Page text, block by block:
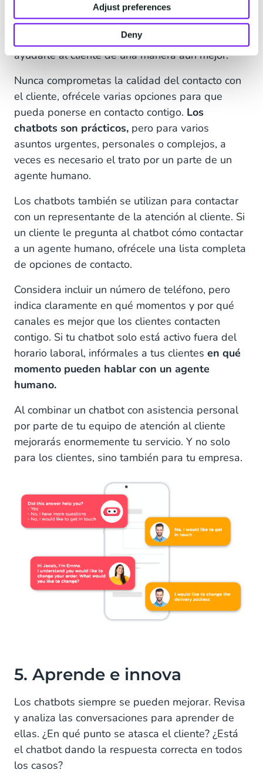
Adjust preferences
Deny
adecuadas podrás acceder a los datos de todas
las conversaciones y al perfil completo del
cliente. Esto te permite saber exactamente cómo
ayudarle al cliente de una manera aún mejor.
Nunca comprometas la calidad del contacto con
el cliente, ofrécele varias opciones para que
pueda ponerse en contacto contigo. Los
chatbots son prácticos, pero para varios
asuntos urgentes, personales o complejos, a
veces es necesario el trato por un parte de un
agente humano.
Los chatbots también se utilizan para contactar
con un representante de la atención al cliente. Si
un cliente le pregunta al chatbot cómo contactar
a un agente humano, ofrécele una lista completa
de opciones de contacto.
Considera incluir un número de teléfono, pero
indica claramente en qué momentos y por qué
canales es mejor que los clientes contacten
contigo. Si tu chatbot solo está activo fuera del
horario laboral, infórmales a tus clientes en qué
momento pueden hablar con un agente
humano.
Al combinar un chatbot con asistencia personal
por parte de tu equipo de atención al cliente
mejorarás enormemente tu servicio. Y no solo
para los clientes, sino también para tu empresa.
5. Aprende e innova
Los chatbots siempre se pueden mejorar. Revisa
y analiza las conversaciones para aprender de
ellas. ¿En qué punto se atasca el cliente? ¿Está
el chatbot dando la respuesta correcta en todos
los casos?